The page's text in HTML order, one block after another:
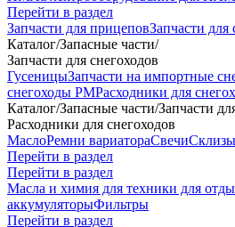
Перейти в раздел
Запчасти для прицеповЗапчасти для
Каталог/Запасные части/
Запчасти для снегоходов
ГусеницыЗапчасти на импортные
снегоходы РМРасходники для
Каталог/Запасные части/Запчасти
Расходники для снегоходов
МаслоРемни вариатораСвечиСклизы
Перейти в раздел
Перейти в раздел
Масла и химия для техники для
аккумуляторыФильтры
Перейти в раздел